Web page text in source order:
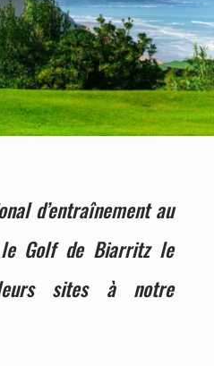
d’entraînement au
Golf de Biarritz le
sites à notre